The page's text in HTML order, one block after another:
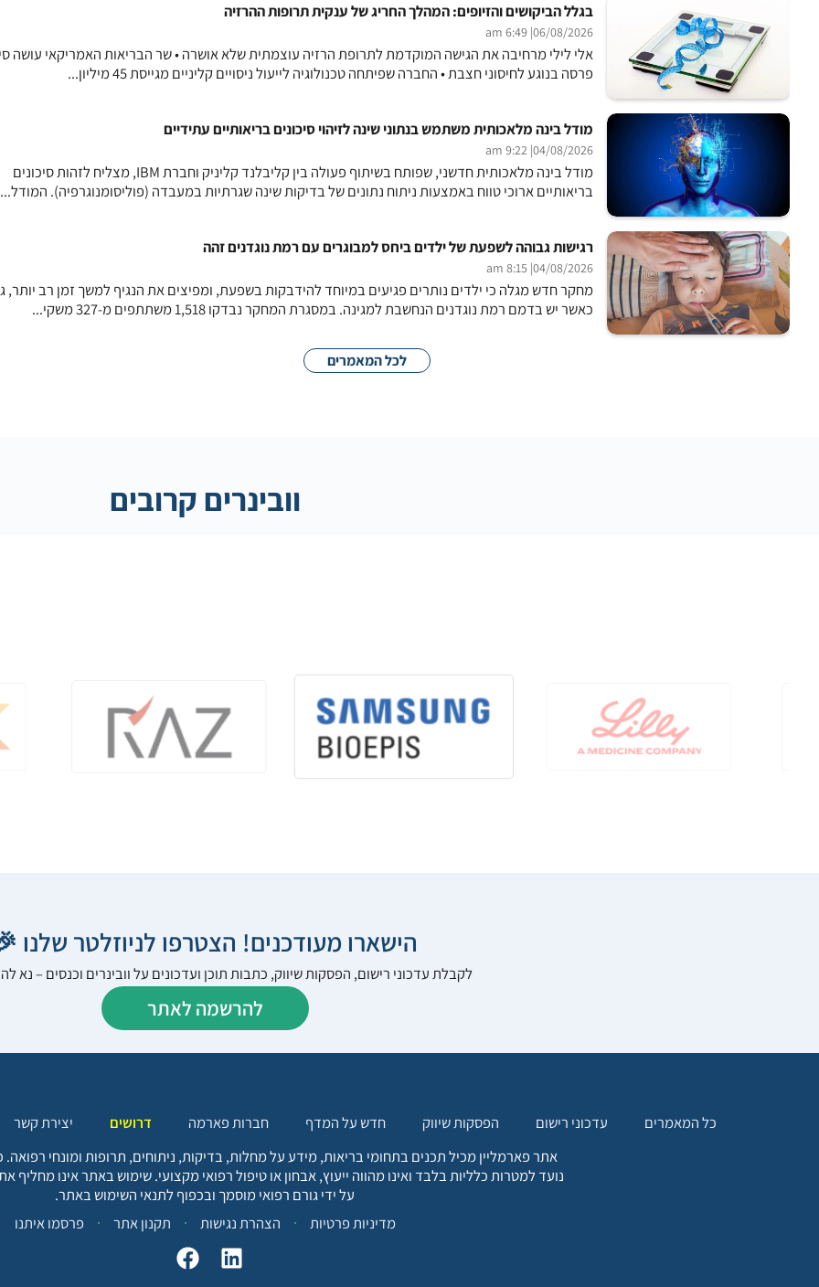
בגלל הביקושים והזיופים: המהלך החריג של ענקית תרופות ההרזיה
06/08/2026
| 6:49 am
אלי לילי מרחיבה את הגישה המוקדמת לתרופת הרזיה עוצמתית שלא אושרה • שר הבריאות האמריקאי עושה
פרסה בנוגע לחיסוני חצבת • החברה שפיתחה טכנולוגיה לייעול ניסויים קליניים מגייסת 45 מיליון...
מודל בינה מלאכותית משתמש בנתוני שינה לזיהוי סיכונים בריאותיים עתידיים
04/08/2026
| 9:22 am
מודל בינה מלאכותית חדשני, שפותח בשיתוף פעולה בין קליבלנד קליניק וחברת IBM, מצליח לזהות סיכונים
בריאותיים ארוכי טווח באמצעות ניתוח נתונים של בדיקות שינה שגרתיות במעבדה (פוליסומנוגרפיה). המודל...
רגישות גבוהה לשפעת של ילדים ביחס למבוגרים עם רמת נוגדנים זהה
04/08/2026
| 8:15 am
מחקר חדש מגלה כי ילדים נותרים פגיעים במיוחד להידבקות בשפעת, ומפיצים את הנגיף למשך זמן רב יותר,
כאשר יש בדמם רמת נוגדנים הנחשבת למגינה. במסגרת המחקר נבדקו 1,518 משתתפים מ-327 משקי...
לכל המאמרים
וובינרים קרובים
הישארו מעודכנים! הצטרפו לניוזלטר שלנו
לקבלת עדכוני רישום, הפסקות שיווק, כתבות תוכן ועדכונים על וובינרים וכנסים – נא
להרשמה לאתר
כל המאמרים עדכוני רישום הפסקות שיווק חדש על המדף חברות פארמה דרושים
יצירת קשר
אתר פארמליין מכיל תכנים בתחומי בריאות, מידע על מחלות, בדיקות, ניתוחים, תרופות ומונחי
נועד למטרות כלליות בלבד ואינו מהווה ייעוץ, אבחון או טיפול רפואי מקצועי. שימוש באתר אינו מחליף
על ידי גורם רפואי מוסמך ובכפוף לתנאי השימוש באתר.
מדיניות פרטיות
הצהרת נגישות תקנון אתר פרסמו איתנו